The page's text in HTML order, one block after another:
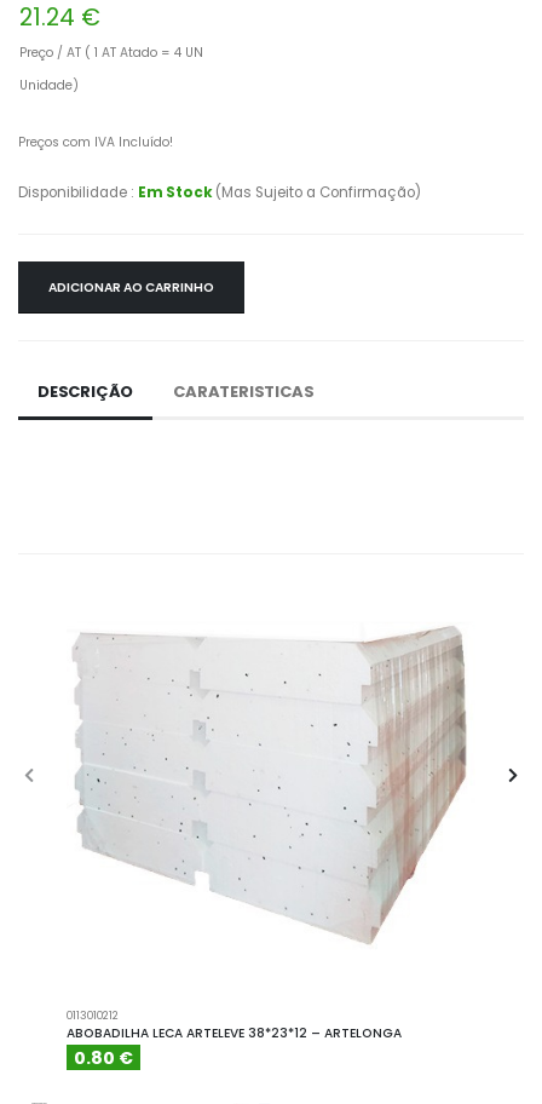
21.24 €
Preço / AT ( 1 AT Atado = 4 UN
Unidade)
Preços com IVA Incluído!
Disponibilidade : Em Stock(Mas Sujeito a Confirmação)
ADICIONAR AO CARRINHO
DESCRIÇÃO CARATERISTICAS
0113010212
ABOBADILHA LECA ARTELEVE 38*23*12 – ARTELONGA
0.80 €